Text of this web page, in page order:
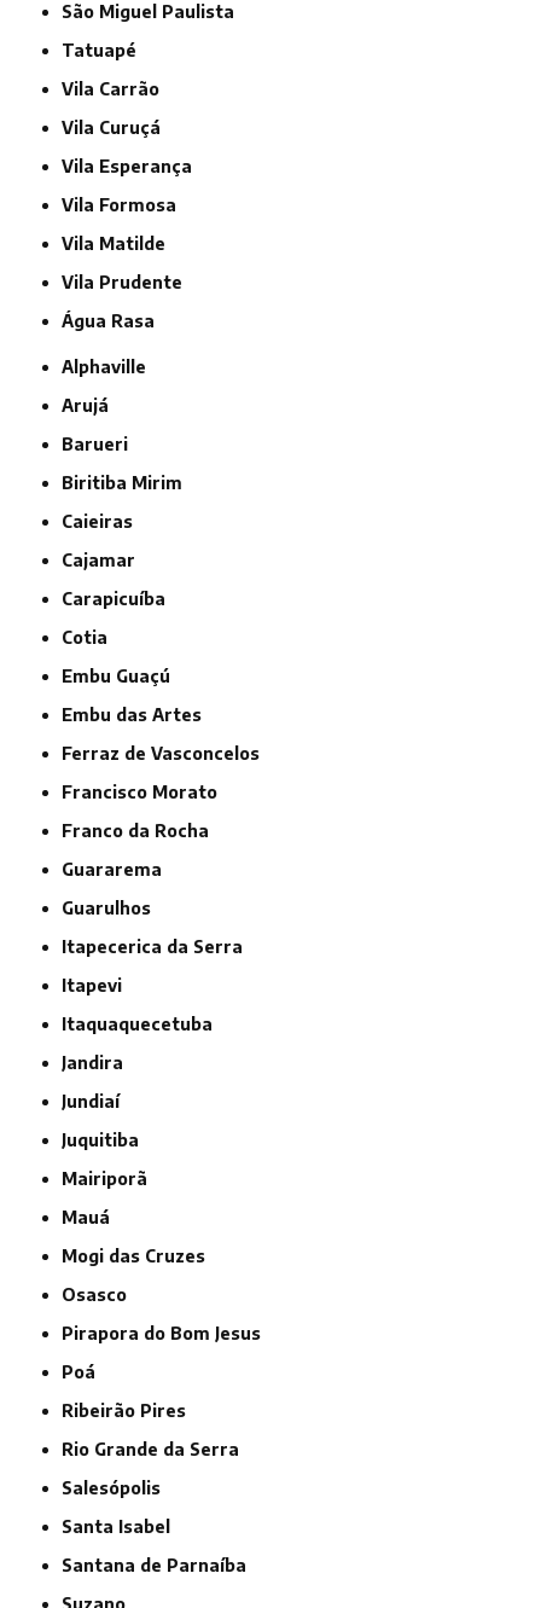
São Miguel Paulista
Tatuapé
Vila Carrão
Vila Curuçá
Vila Esperança
Vila Formosa
Vila Matilde
Vila Prudente
Água Rasa
Alphaville
Arujá
Barueri
Biritiba Mirim
Caieiras
Cajamar
Carapicuíba
Cotia
Embu Guaçú
Embu das Artes
Ferraz de Vasconcelos
Francisco Morato
Franco da Rocha
Guararema
Guarulhos
Itapecerica da Serra
Itapevi
Itaquaquecetuba
Jandira
Jundiaí
Juquitiba
Mairiporã
Mauá
Mogi das Cruzes
Osasco
Pirapora do Bom Jesus
Poá
Ribeirão Pires
Rio Grande da Serra
Salesópolis
Santa Isabel
Santana de Parnaíba
Suzano